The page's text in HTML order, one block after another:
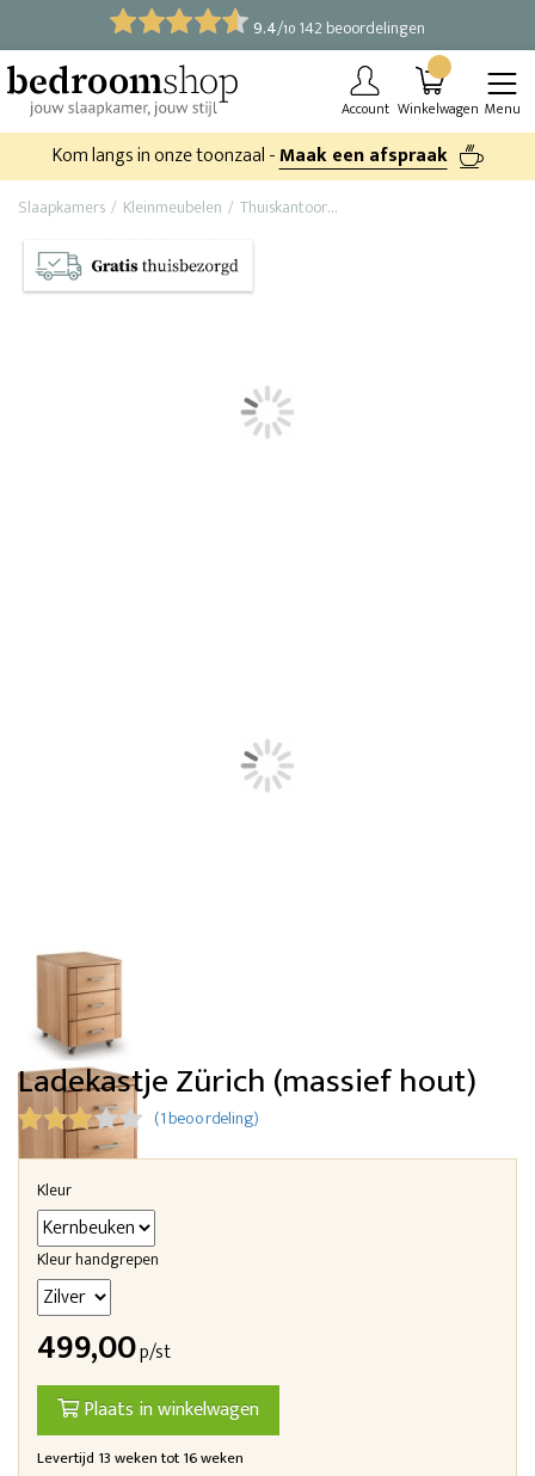
9.4/10 142 beoordelingen
Account Winkelwagen Menu
Kom langs in onze toonzaal -Maak een afspraak
Slaapkamers Kleinmeubelen Thuiskantoor
Ladekastje Zürich (massief hout)
(1 beoordeling)
Kleur
Kleur handgrepen
499,00p/st
Plaats in winkelwagen
Levertijd 13 weken tot 16 weken